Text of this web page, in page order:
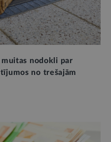
nodokli par
no trešajām